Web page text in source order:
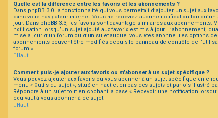
Quelle est la différence entre les favoris et les abonnements ?
Dans phpBB 3.0, la fonctionnalité qui vous permettait d’ajouter un sujet aux
dans votre navigateur internet. Vous ne receviez aucune notification lorsqu’un
jour. Dans phpBB 3.3, les favoris sont davantage similaires aux abonnements.
notification lorsqu’un sujet ajouté aux favoris est mis à jour. L’abonnement,
mise à jour d’un forum ou d’un sujet auquel vous êtes abonné. Les options
abonnements peuvent être modifiés depuis le panneau de contrôle de
forum ».
Haut
Comment puis-je ajouter aux favoris ou m’abonner à un sujet spécifique ?
Vous pouvez ajouter aux favoris ou vous abonner à un sujet spécifique en
menu « Outils du sujet », situé en haut et en bas des sujets et parfois illustré
Répondre à un sujet tout en cochant la case « Recevoir une notification
équivaut à vous abonner à ce sujet.
Haut